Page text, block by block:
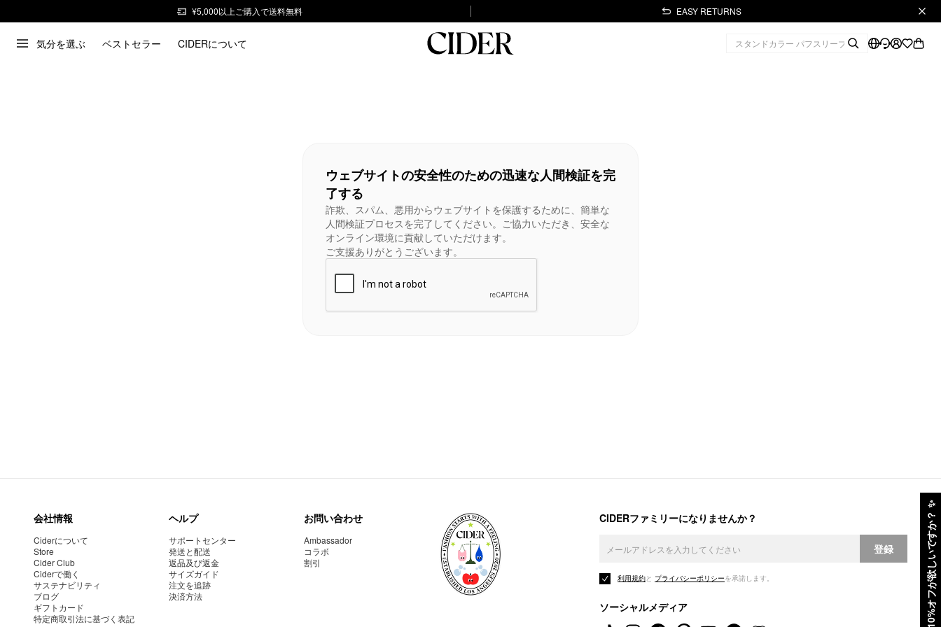
¥5,000以上ご購入で送料無料 EASY RETURNS
気分を選ぶ ベストセラー CIDERについて
10%オフが欲しいですか？
✨
ウェブサイトの安全性のための迅速な人間検証を完
了する
詐欺、スパム、悪用からウェブサイトを保護するために、簡単な
人間検証プロセスを完了してください。ご協力いただき、安全な
オンライン環境に貢献していただけます。
ご支援ありがとうございます。
会社情報
Ciderについて
Store
Cider Club
Ciderで働く
サステナビリティ
ブログ
ギフトカード
特定商取引法に基づく表記
ヘルプ
サポートセンター
発送と配送
返品及び返金
サイズガイド
注文を追跡
決済方法
お問い合わせ
Ambassador
コラボ
割引
CIDERファミリーになりませんか？
登録
利用規約と プライバシーポリシーを承諾します。
ソーシャルメディア